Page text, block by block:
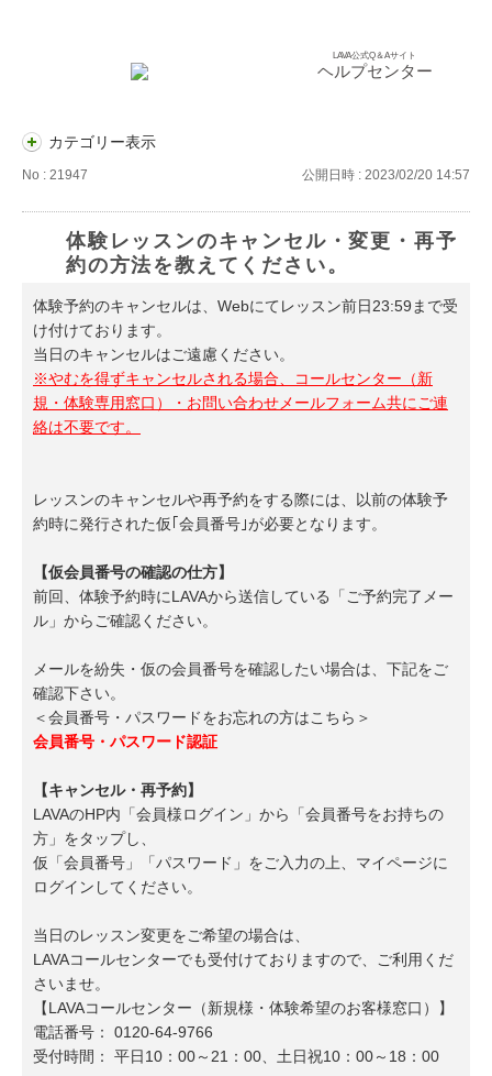
ヘルプセンター
LAVA公式Q＆Aサイト
カテゴリー表示
No : 21947 公開日時 : 2023/02/20 14:57
体験レッスンのキャンセル・変更・再予
約の方法を教えてください。
体験予約のキャンセルは、Webにてレッスン前日23:59まで受
け付けております。
当日のキャンセルはご遠慮ください。
※やむを得ずキャンセルされる場合、コールセンター（新
規・体験専用窓口）・お問い合わせメールフォーム共にご連
絡は不要です。
レッスンのキャンセルや再予約をする際には、以前の体験予
約時に発行された仮｢会員番号｣が必要となります。
【仮会員番号の確認の仕方】
前回、体験予約時にLAVAから送信している「ご予約完了メー
ル」からご確認ください。
メールを紛失・仮の会員番号を確認したい場合は、下記をご
確認下さい。
＜会員番号・パスワードをお忘れの方はこちら＞
会員番号・パスワード認証
【キャンセル・再予約】
LAVAのHP内「会員様ログイン」から「会員番号をお持ちの
方」をタップし、
仮「会員番号」「パスワード」をご入力の上、マイページに
ログインしてください。
当日のレッスン変更をご希望の場合は、
LAVAコールセンターでも受付けておりますので、ご利用くだ
さいませ。
【LAVAコールセンター（新規様・体験希望のお客様窓口）】
電話番号： 0120-64-9766
受付時間： 平日10：00～21：00、土日祝10：00～18：00